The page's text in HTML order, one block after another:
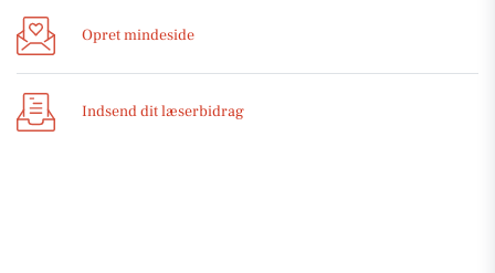
Opret mindeside
Indsend dit læserbidrag